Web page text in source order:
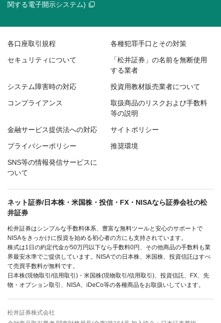
関する電子開示システム)
各口座取引規程 各種犯罪手口とその対策
セキュリティについて
「松井証券」の名前を無断使用
する業者
システム障害時の対応 投資用教材販売業者について
コンプライアンス
取扱商品のリスクおよび手数料
等の説明
金融サービス提供法への対応 サイトポリシー
プライバシーポリシー 推奨環境
SNS等の情報発信サービスに
ついて
ネット証券/日本株・米国株・投信・FX・NISAなら証券会社の松
井証券
松井証券はシンプルな手数料体系、豊富な無料ツールと安心のサポートで
NISAをきっかけに投資を始める初心者の方にも支持されています。
株式は1日の約定代金が50万円以下なら手数料0円、その他商品の手数料も業
界最安水準でご提供しています。NISAでの日本株、米国株、投資信託はすべ
て売買手数料が無料です。
日本株(現物取引/信用取引)・米国株(現物取引/信用取引)、投資信託、FX、先
物・オプション取引、NISA、iDeCo等の各種商品をお取扱いしています。
松井証券株式会社